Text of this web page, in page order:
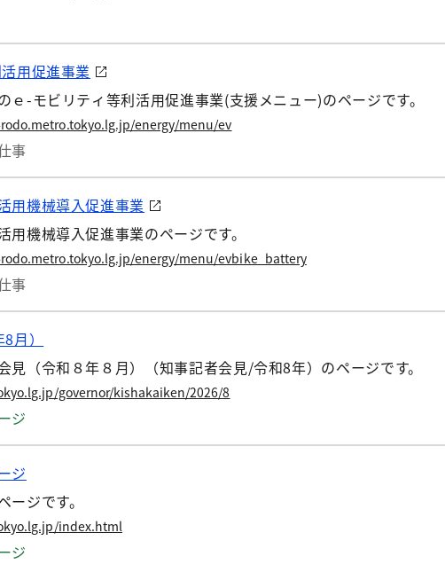
用促進事業
ｅ-モビリティ等利活用促進事業(支援メニュー)のページです。
energy/menu/ev
事
用機械導入促進事業
用機械導入促進事業のページです。
energy/menu/evbike_battery
事
月）
見（令和８年８月）（知事記者会見/令和8年）のページです。
governor/kishakaiken/2026/8
ジ
ジ
ジです。
index.html
ジ